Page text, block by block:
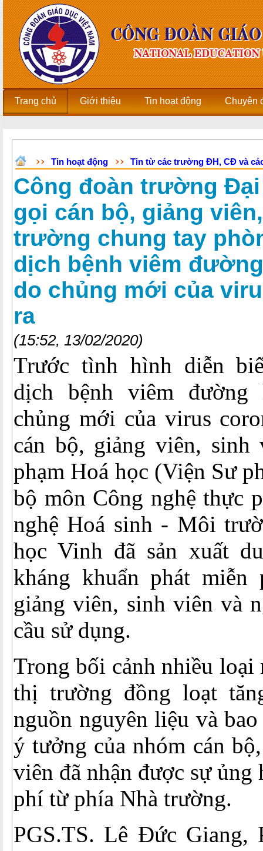
Trang chủ Giới thiệu Tin hoạt động Chuyên
Tin hoạt động Tin từ các trường ĐH, CĐ và
Công đoàn trường
gọi cán bộ, giảng
trường chung tay
dịch bệnh viêm
do chủng mới của
ra
(15:52, 13/02/2020)
Trước tình hình diễn
dịch bệnh viêm
chủng mới của virus
cán bộ, giảng viên, sinh
phạm Hoá học (Viện Sư
bộ môn Công nghệ thực
nghệ Hoá sinh - Môi
học Vinh đã sản xuất
kháng khuẩn phát
giảng viên, sinh viên và
cầu sử dụng.
Trong bối cảnh nhiều loại
thị trường đồng loạt
nguồn nguyên liệu và
ý tưởng của nhóm cán
viên đã nhận được sự
phí từ phía Nhà trường.
PGS.TS. Lê Đức Giang,